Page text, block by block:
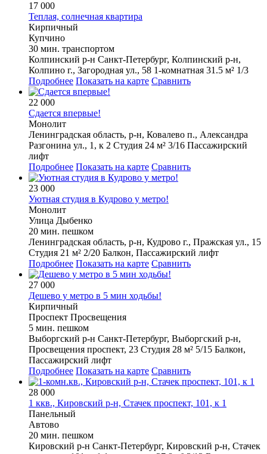
17 000
Теплая, солнечная квартира
Кирпичный
Купчино
30 мин. транспортом
Колпинский р-н Санкт-Петербург, Колпинский р-н,
Колпино г., Загородная ул., 58 1-комнатная 31.5 м² 1/3
Подробнее Показать на карте Сравнить
22 000
Сдается впервые!
Монолит
Ленинградская область, р-н, Ковалево п., Александра
Разгонина ул., 1, к 2 Студия 24 м² 3/16 Пассажирский
лифт
Подробнее Показать на карте Сравнить
23 000
Уютная студия в Кудрово у метро!
Монолит
Улица Дыбенко
20 мин. пешком
Ленинградская область, р-н, Кудрово г., Пражская ул., 15
Студия 21 м² 2/20 Балкон, Пассажирский лифт
Подробнее Показать на карте Сравнить
27 000
Дешево у метро в 5 мин ходьбы!
Кирпичный
Проспект Просвещения
5 мин. пешком
Выборгский р-н Санкт-Петербург, Выборгский р-н,
Просвещения проспект, 23 Студия 28 м² 5/15 Балкон,
Пассажирский лифт
Подробнее Показать на карте Сравнить
28 000
1 ккв., Кировский р-н, Стачек проспект, 101, к 1
Панельный
Автово
20 мин. пешком
Кировский р-н Санкт-Петербург, Кировский р-н, Стачек